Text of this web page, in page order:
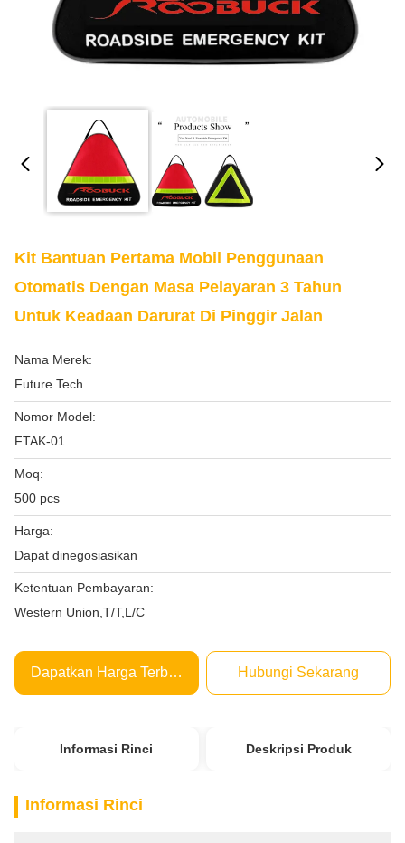
Kit Bantuan Pertama Mobil Penggunaan
Otomatis Dengan Masa Pelayaran 3 Tahun
Untuk Keadaan Darurat Di Pinggir Jalan
Nama Merek:
Future Tech
Nomor Model:
FTAK-01
Moq:
500 pcs
Harga:
Dapat dinegosiasikan
Ketentuan Pembayaran:
Western Union,T/T,L/C
Dapatkan Harga Terbaik Hubungi Sekarang
Informasi Rinci Deskripsi Produk
Informasi Rinci